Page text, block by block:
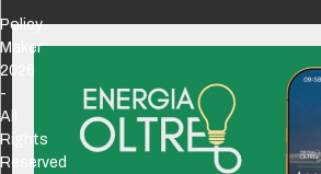
Policy
Maker
2026
-
All
Rights
Reserved